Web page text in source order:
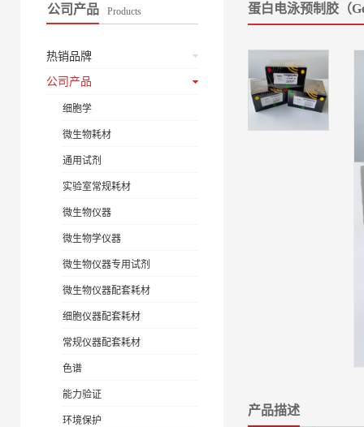
公司产品 Products
热销品牌
公司产品
细胞学
微生物耗材
通用试剂
实验室常规耗材
微生物仪器
微生物学仪器
微生物仪器专用试剂
微生物仪器配套耗材
细胞仪器配套耗材
常规仪器配套耗材
色谱
能力验证
环境保护
蛋白电泳预制胶（
产品描述